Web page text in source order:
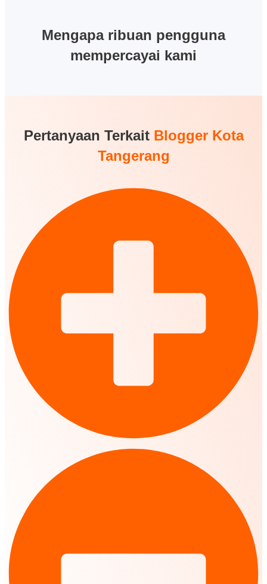
Mengapa ribuan pengguna
mempercayai kami
Pertanyaan Terkait Blogger Kota
Tangerang